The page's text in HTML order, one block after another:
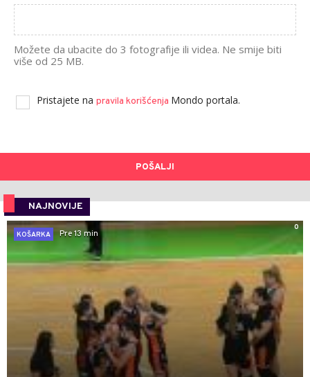
Možete da ubacite do 3 fotografije ili videa. Ne smije biti
više od 25 MB.
Pristajete na pravila korišćenja Mondo portala.
POŠALJI
NAJNOVIJE
0
KOŠARKA
Pre 13 min